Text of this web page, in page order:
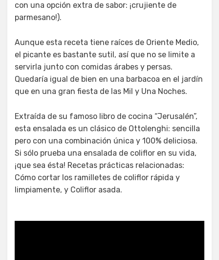
con una opción extra de sabor: ¡crujiente de
parmesano!).
Aunque esta receta tiene raíces de Oriente Medio,
el picante es bastante sutil, así que no se limite a
servirla junto con comidas árabes y persas.
Quedaría igual de bien en una barbacoa en el jardín
que en una gran fiesta de las Mil y Una Noches.
Extraída de su famoso libro de cocina “Jerusalén”,
esta ensalada es un clásico de Ottolenghi: sencilla
pero con una combinación única y 100% deliciosa.
Si sólo prueba una ensalada de coliflor en su vida,
¡que sea ésta! Recetas prácticas relacionadas:
Cómo cortar los ramilletes de coliflor rápida y
limpiamente, y Coliflor asada.